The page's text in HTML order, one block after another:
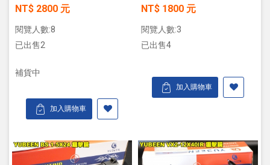
NT$ 2800 元
閱覽人數:8
已出售2
補貨中
加入購物車
NT$ 1800 元
閱覽人數:3
已出售4
加入購物車